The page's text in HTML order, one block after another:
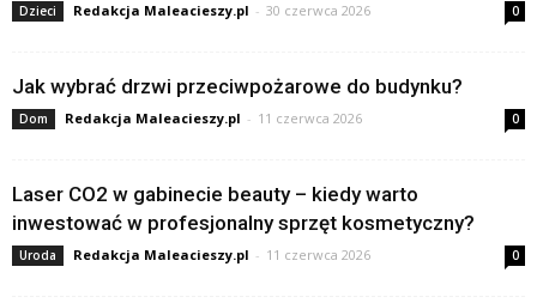
Dzieci Redakcja Maleacieszy.pl - 30 czerwca 2026 0
Jak wybrać drzwi przeciwpożarowe do budynku?
Dom Redakcja Maleacieszy.pl - 11 czerwca 2026 0
Laser CO2 w gabinecie beauty – kiedy warto
inwestować w profesjonalny sprzęt kosmetyczny?
Uroda Redakcja Maleacieszy.pl - 11 czerwca 2026 0